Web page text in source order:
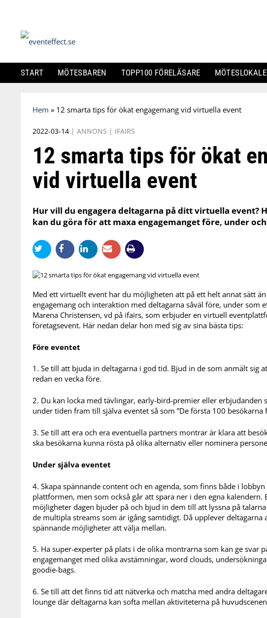
START MÖTESBAREN TOPP100 FÖRELÄSARE
Skip
content
Hem » 12 smarta tips för ökat engagemang vid virtuella event
2022-03-14 | ANNONS | IFAIRS
12 smarta tips för ökat
vid virtuella event
Hur vill du engagera deltagarna på ditt virtuella event?
kan du göra för att maxa engagemanget före, under
Med ett virtuellt event har du möjligheten att på ett helt annat sätt
engagemang och interaktion med deltagarna såväl före, under som
Marena Christensen, vd på ifairs, som erbjuder en virtuell
företagsevent. Här nedan delar hon med sig av sina bästa tips:
Före eventet
1. Se till att bjuda in deltagarna i god tid. Bjud in de som anmält sig
redan en vecka före.
2. Du kan locka med tävlingar, early-bird-premier eller erbjudanden
under tiden fram till själva eventet så som ”De första 100 besökarna
3. Se till att era och era eventuella partners montrar är klara att
ska besökarna kunna rösta på olika alternativ eller nominera
Under själva eventet
4. Skapa spännande content och en agenda, som finns både i
plattformen, men som också går att spara ner i den egna kalendern.
möjligheter dagen bjuder på och bjud in dem till att lyssna på talarna
de multipla streams som är igång samtidigt. Då upplever deltagarna
spännande möjligheter att välja mellan.
5. Ha super-experter på plats i de olika montrarna som kan ge svar
engagemanget med olika avstämningar, word clouds,
goodie-bags.
6. Se till att det finns tid att nätverka och matcha med andra
lounge där deltagarna kan softa mellan aktiviteterna på